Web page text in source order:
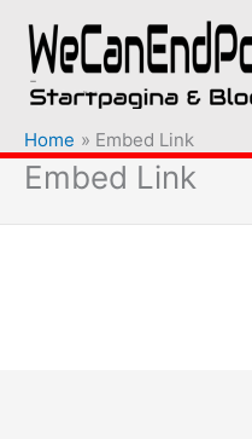
naar
inhoud
Home Embed Link
Embed Link